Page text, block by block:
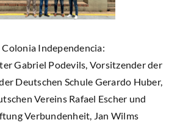
Independencia:
Gabriel Podevils, Vorsitzender der
Deutschen Schule Gerardo Huber,
Vereins Rafael Escher und
Verbundenheit, Jan Wilms